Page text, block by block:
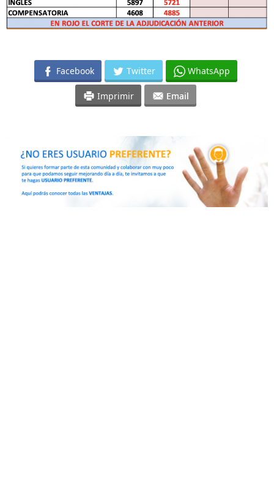
Facebook Twitter WhatsApp
Imprimir Email